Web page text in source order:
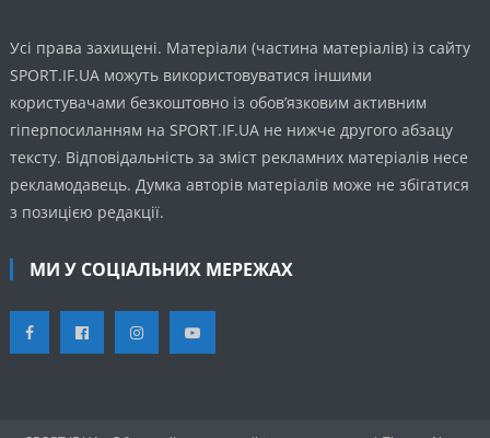
Усі права захищені. Матеріали (частина матеріалів) із сайту
SPORT.IF.UA можуть використовуватися іншими
користувачами безкоштовно із обов’язковим активним
гіперпосиланням на SPORT.IF.UA не нижче другого абзацу
тексту. Відповідальність за зміст рекламних матеріалів несе
рекламодавець. Думка авторів матеріалів може не збігатися
з позицією редакції.
МИ У СОЦІАЛЬНИХ МЕРЕЖАХ